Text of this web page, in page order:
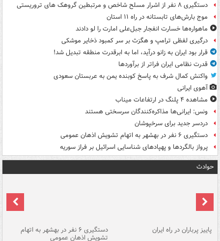
دستگیری ۸ نفر از اشرار مسلح شاخص و مرتبطین گروهک های تروریستی
موج بارش‌های تابستانه در راه ۱۱ استان
ماهواره‌ها خسارت انفجار جبل‌علی امارت را لو دادند
درگیری لفظی ترامپ و هگزث بر سر کمبود ذخایر موشکی
قرار بود ایران به زانو درآید، اما به ابرقدرت منطقه تبدیل شد!
قدرت نظامی ایران فراتر از برآوردها
واکنش کمال شرف به پاسخ کوبنده یمن به عربستان سعودی
آهوی ایرانی
مشاهده ۴ پلنگ در ارتفاعات میناب
ونس: ایرانی‌ها مذاکره‌کنندگان سرسختی هستند
دردسر جدید برای سرخپوشان
دستگیری ۶ نفر در بهشهر به اتهام تشویش اذهان عمومی
پرواز بالگردها و پهپادهای شناسایی اسرائیل بر فراز سوریه
حوادث
پاییز پرباران در راه ایران دستگیری ۶ نفر در بهشهر به اتهام
تشویش اذهان عمومی